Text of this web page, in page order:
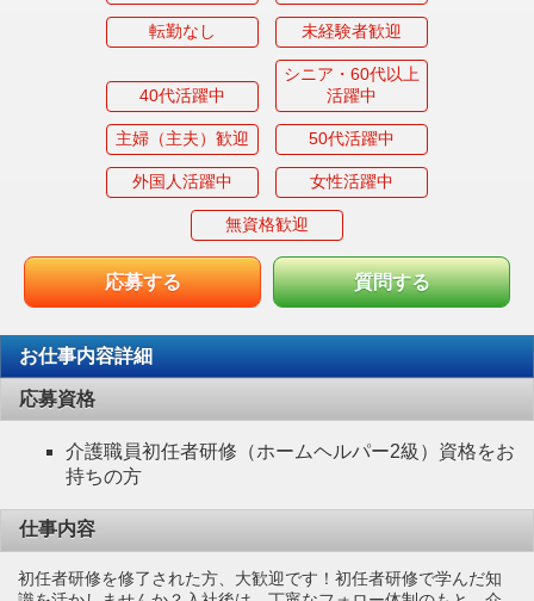
転勤なし 未経験者歓迎
40代活躍中
シニア・60代以上
活躍中
主婦（主夫）歓迎 50代活躍中
外国人活躍中 女性活躍中
無資格歓迎
応募する 質問する
お仕事内容詳細
応募資格
介護職員初任者研修（ホームヘルパー2級）資格をお
持ちの方
仕事内容
初任者研修を修了された方、大歓迎です！初任者研修で学んだ知